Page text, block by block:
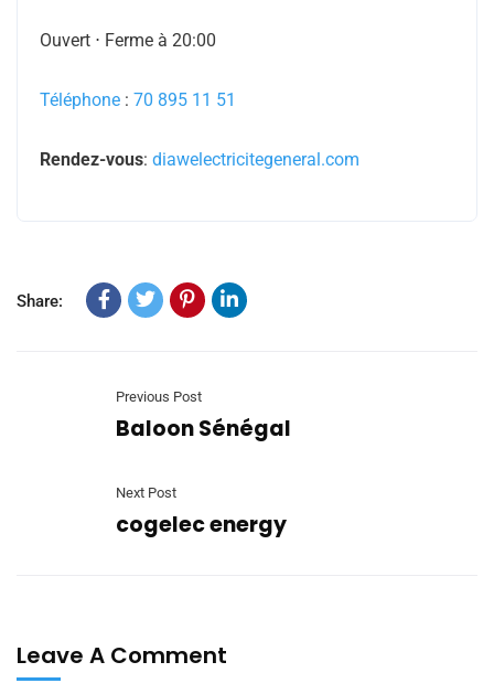
Ouvert ⋅ Ferme à 20:00
Téléphone : 70 895 11 51
Rendez-vous: diawelectricitegeneral.com
Share:
Previous Post
Baloon Sénégal
Next Post
cogelec energy
Leave A Comment